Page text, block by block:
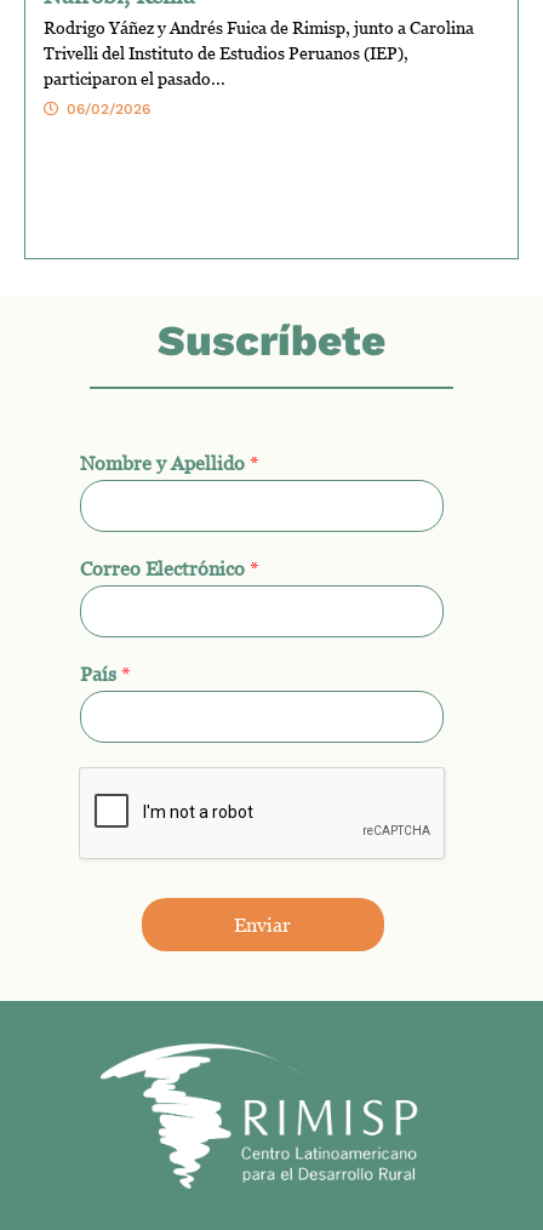
Rodrigo Yáñez y Andrés Fuica de Rimisp, junto a Carolina
Trivelli del Instituto de Estudios Peruanos (IEP),
participaron el pasado...
06/02/2026
Suscríbete
Nombre y Apellido *
Correo Electrónico *
País *
Enviar